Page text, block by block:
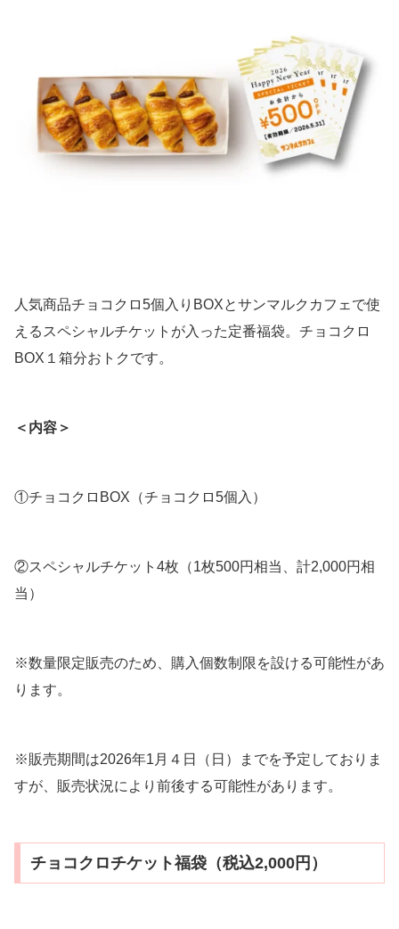
人気商品チョコクロ5個入りBOXとサンマルクカフェで使
えるスペシャルチケットが入った定番福袋。チョコクロ
BOX１箱分おトクです。
＜内容＞
①チョコクロBOX（チョコクロ5個入）
②スペシャルチケット4枚（1枚500円相当、計2,000円相
当）
※数量限定販売のため、購入個数制限を設ける可能性があ
ります。
※販売期間は2026年1月４日（日）までを予定しておりま
すが、販売状況により前後する可能性があります。
チョコクロチケット福袋（税込2,000円）